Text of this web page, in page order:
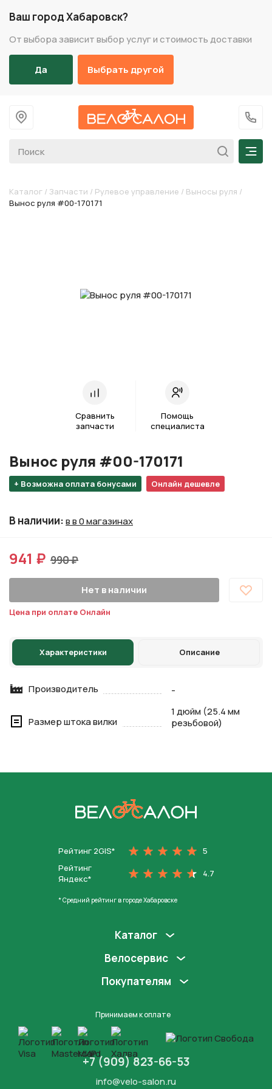
Ваш город Хабаровск?
От выбора зависит выбор услуг и стоимость доставки
Да Выбрать другой
На главную
+7
Каталог / Запчасти / Рулевое управление / Выносы руля /
Вынос руля #00-170171
Сравнить
запчасти
Помощь
специалиста
+ Возможна оплата бонусами Онлайн дешевле
Вынос руля #00-170171
В наличии:в в 0 магазинах
941 ₽ 990 ₽
Нет в наличии
Цена при оплате Онлайн
Характеристики Описание
Производитель -
Размер штока вилки
1 дюйм (25.4 мм
резьбовой)
Рейтинг 2GIS*
5
Рейтинг
Яндекс*
4.7
* Средний рейтинг в городе Хабаровске
Каталог
Велосервис
Покупателям
Принимаем к оплате
+7 (909) 823-66-53
info@velo-salon.ru